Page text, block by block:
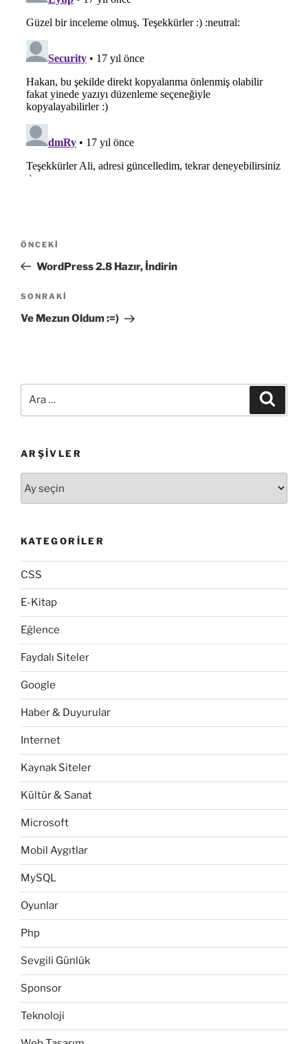
Yazı
Önceki
Yazı
ÖNCEKI
WordPress 2.8 Hazır, İndirin
Sonraki
Yazı
SONRAKI
Ve Mezun Oldum :=)
ARŞIVLER
KATEGORILER
CSS
E-Kitap
Eğlence
Faydalı Siteler
Google
Haber & Duyurular
Internet
Kaynak Siteler
Kültür & Sanat
Microsoft
Mobil Aygıtlar
MySQL
Oyunlar
Php
Sevgili Günlük
Sponsor
Teknoloji